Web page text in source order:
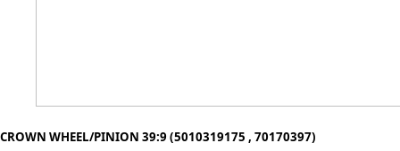
CROWN WHEEL/PINION 39:9 (5010319175 , 70170397)